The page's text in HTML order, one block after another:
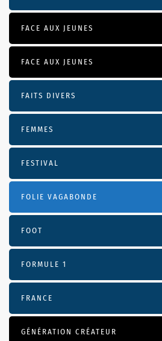
FACE AUX JEUNES
FACE AUX JEUNES
FAITS DIVERS
FEMMES
FESTIVAL
FOLIE VAGABONDE
FOOT
FORMULE 1
FRANCE
GÉNÉRATION CRÉATEUR